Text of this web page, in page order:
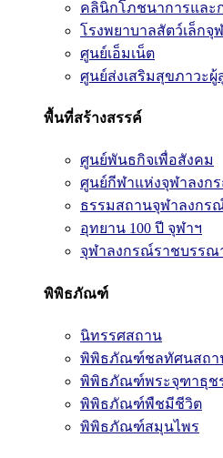
คลินิกโภชนาการและ
โรงพยาบาลสัตว์เล็กจุ
ศูนย์เอ็มเน็ต
ศูนย์ส่งเสริมสุขภาวะผู้
พื้นที่สร้างสรรค์
ศูนย์พันธกิจเพื่อสังคม
ศูนย์กีฬาแห่งจุฬาลงก
ธรรมสถานจุฬาลงกร
อุทยาน 100 ปี จุฬาฯ
จุฬาลงกรณ์ราชบรรณ
พิพิธภัณฑ์
นิทรรศสถาน
พิพิธภัณฑ์ชลทัศนสถา
พิพิธภัณฑ์พระจุฑาธุช
พิพิธภัณฑ์พืชมีชีวิต
พิพิธภัณฑ์สมุนไพร